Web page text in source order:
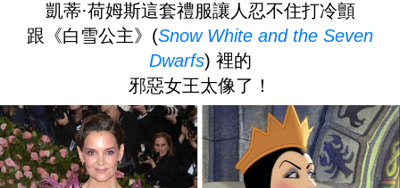
凱蒂·荷姆斯這套禮服讓人忍不住打冷顫
跟《白雪公主》(Snow White and the Seven
Dwarfs) 裡的
邪惡女王太像了！